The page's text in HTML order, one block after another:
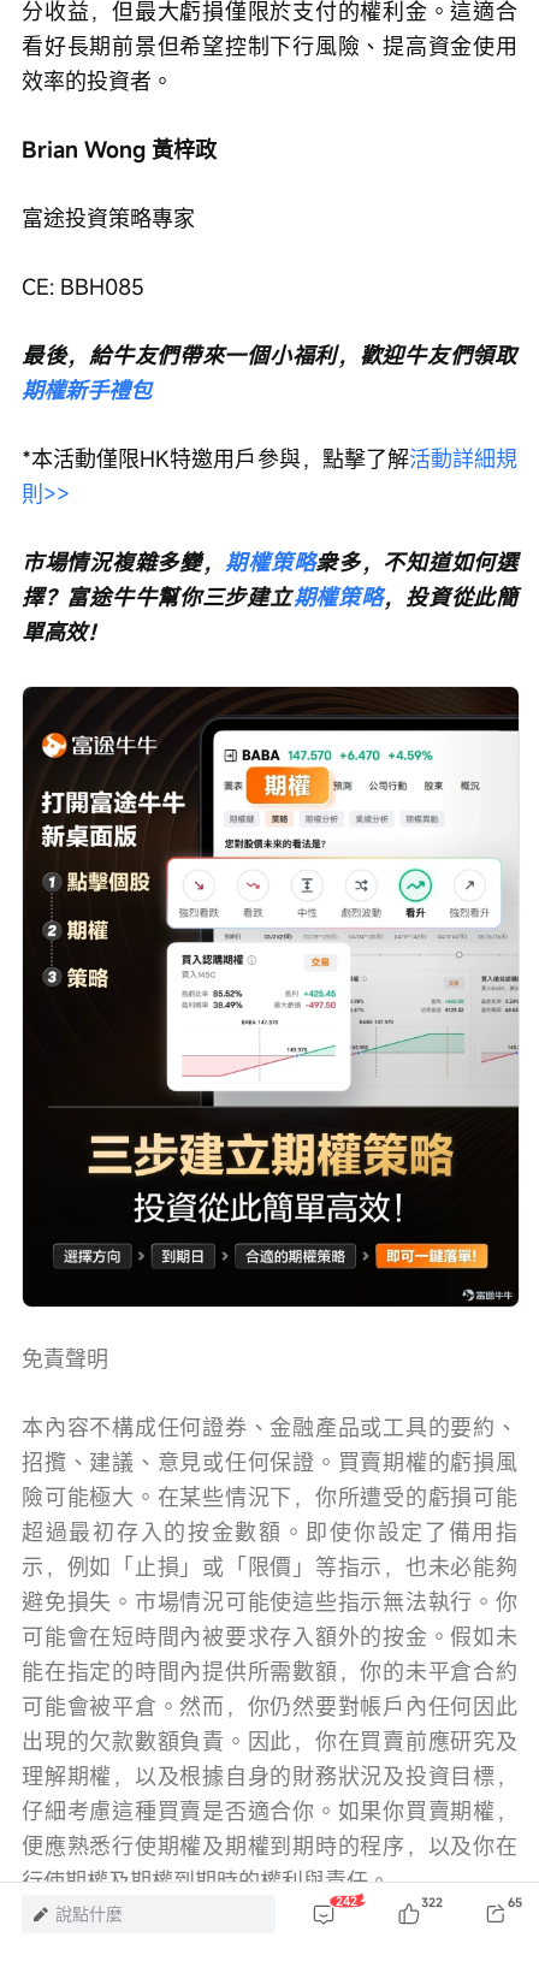
分收益，但最大虧損僅限於支付的權利金。這適合
看好長期前景但希望控制下行風險、提高資金使用
效率的投資者。
Brian Wong 黃梓政
富途投資策略專家
CE: BBH085
最後，給牛友們帶來一個小福利，歡迎牛友們領取
期權新手禮包
*本活動僅限HK特邀用戶參與，點擊了解活動詳細規
則>>
市場情況複雜多變， 期權策略衆多，不知道如何選
擇？富途牛牛幫你三步建立期權策略，投資從此簡
單高效！
免責聲明
本內容不構成任何證券、金融產品或工具的要約、
招攬、建議、意見或任何保證。買賣期權的虧損風
險可能極大。在某些情況下，你所遭受的虧損可能
超過最初存入的按金數額。即使你設定了備用指
示，例如「止損」或「限價」等指示，也未必能夠
避免損失。市場情況可能使這些指示無法執行。你
可能會在短時間內被要求存入額外的按金。假如未
能在指定的時間內提供所需數額，你的未平倉合約
可能會被平倉。然而，你仍然要對帳戶內任何因此
出現的欠款數額負責。因此，你在買賣前應研究及
理解期權，以及根據自身的財務狀況及投資目標，
仔細考慮這種買賣是否適合你。如果你買賣期權，
便應熟悉行使期權及期權到期時的程序，以及你在
行使期權及期權到期時的權利與責任。
說點什麼
242 322 65